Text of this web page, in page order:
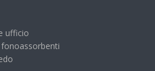
ufficio